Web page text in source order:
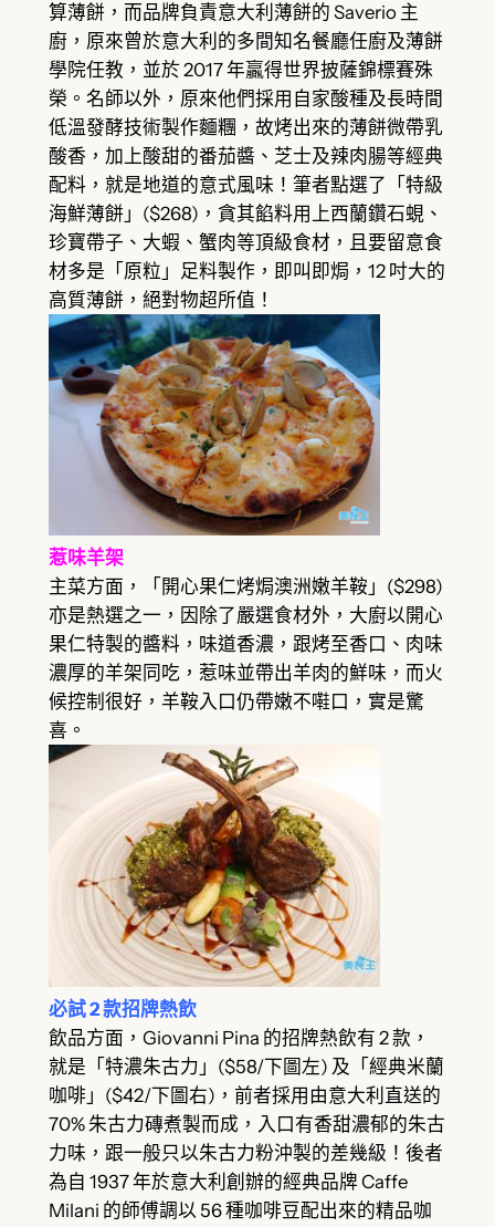
算薄餅，而品牌負責意大利薄餅的 Saverio 主
廚，原來曾於意大利的多間知名餐廳任廚及薄餅
學院任教，並於 2017 年贏得世界披薩錦標賽殊
榮。名師以外，原來他們採用自家酸種及長時間
低溫發酵技術製作麵糰，故烤出來的薄餅微帶乳
酸香，加上酸甜的番茄醬、芝士及辣肉腸等經典
配料，就是地道的意式風味！筆者點選了「特級
海鮮薄餅」($268)，貪其餡料用上西蘭鑽石蜆、
珍寶帶子、大蝦、蟹肉等頂級食材，且要留意食
材多是「原粒」足料製作，即叫即焗，12 吋大的
高質薄餅，絕對物超所值！
惹味羊架
主菜方面，「開心果仁烤焗澳洲嫩羊鞍」($298)
亦是熱選之一，因除了嚴選食材外，大廚以開心
果仁特製的醬料，味道香濃，跟烤至香口、肉味
濃厚的羊架同吃，惹味並帶出羊肉的鮮味，而火
候控制很好，羊鞍入口仍帶嫩不嚡口，實是驚
喜。
必試 2 款招牌熱飲
飲品方面，Giovanni Pina 的招牌熱飲有 2 款，
就是「特濃朱古力」($58/下圖左) 及「經典米蘭
咖啡」($42/下圖右)，前者採用由意大利直送的
70% 朱古力磚煮製而成，入口有香甜濃郁的朱古
力味，跟一般只以朱古力粉沖製的差幾級！後者
為自 1937 年於意大利創辦的經典品牌 Caffe
Milani 的師傅調以 56 種咖啡豆配出來的精品咖